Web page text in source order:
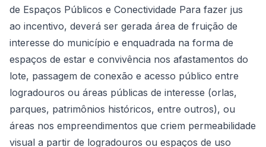
de Espaços Públicos e Conectividade Para fazer jus
ao incentivo, deverá ser gerada área de fruição de
interesse do município e enquadrada na forma de
espaços de estar e convivência nos afastamentos do
lote, passagem de conexão e acesso público entre
logradouros ou áreas públicas de interesse (orlas,
parques, patrimônios históricos, entre outros), ou
áreas nos empreendimentos que criem permeabilidade
visual a partir de logradouros ou espaços de uso